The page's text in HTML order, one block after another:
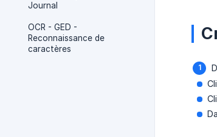
Journal
OCR - GED -
Reconnaissance de
caractères